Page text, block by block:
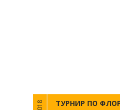
ТУРНИР ПО